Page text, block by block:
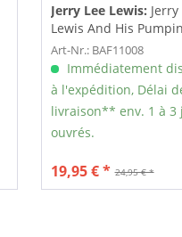
Jerry Lee Lewis: Jerry
Lewis And His
(LP,...
Art-Nr.: BAF11008
Immédiatement
à l'expédition, Délai
livraison** env. 1 à 3
ouvrés.
24,95 € *
19,95 € *